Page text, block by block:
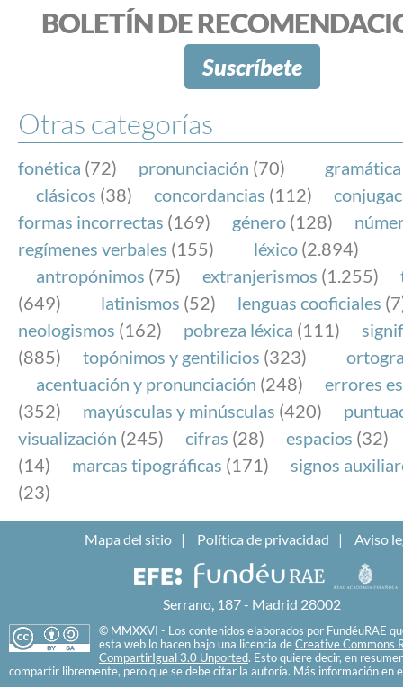
BOLETÍN DE
Suscríbete
Otras categorías
fonética (72) pronunciación (70) gramática
clásicos (38) concordancias (112)
formas incorrectas (169) género (128)
regímenes verbales (155) léxico (2.894)
antropónimos (75) extranjerismos (1.255)
(649)
latinismos (52) lenguas cooficiales
neologismos (162) pobreza léxica (111)
(885)
topónimos y gentilicios (323)
acentuación y pronunciación (248)
errores
(352)
mayúsculas y minúsculas (420)
visualización (245) cifras (28) espacios (32)
(14)
marcas tipográficas (171)
signos
(23)
Mapa del sitio Política de privacidad Aviso
Serrano, 187 - Madrid 28002
© MMXXVI - Los contenidos elaborados por FundéuRAE
esta web lo hacen bajo una licencia de Creative Commons
CompartirIgual 3.0 Unported. Esto quiere decir, en
compartir libremente, pero que se debe citar la autoría. Más información en